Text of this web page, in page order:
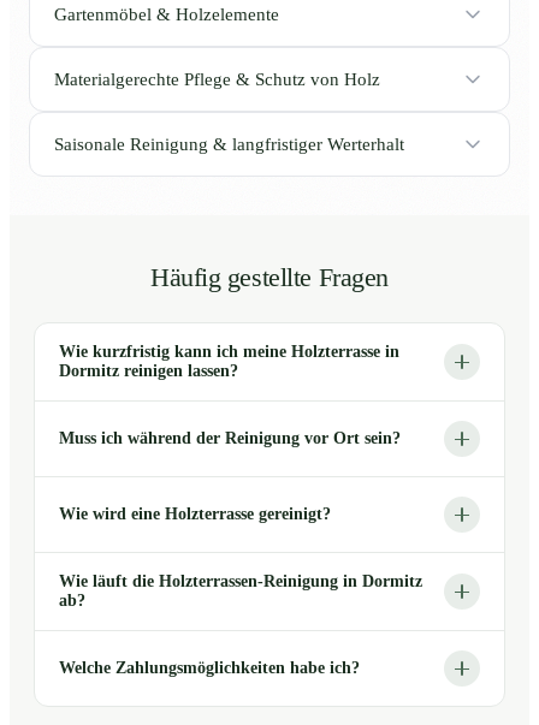
Gartenmöbel & Holzelemente
Materialgerechte Pflege & Schutz von Holz
Saisonale Reinigung & langfristiger Werterhalt
Häufig gestellte Fragen
Wie kurzfristig kann ich meine Holzterrasse in
Dormitz reinigen lassen?
Muss ich während der Reinigung vor Ort sein?
Wie wird eine Holzterrasse gereinigt?
Wie läuft die Holzterrassen-Reinigung in Dormitz
ab?
Welche Zahlungsmöglichkeiten habe ich?